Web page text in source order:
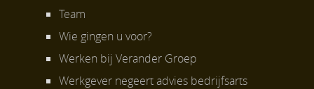
Team
Wie gingen u voor?
Werken bij Verander Groep
Werkgever negeert advies bedrijfsarts